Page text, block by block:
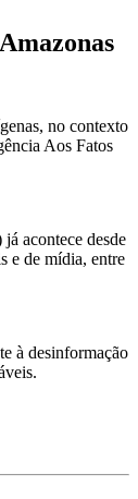
no contexto
Aos Fatos
acontece desde
e de mídia, entre
à desinformação